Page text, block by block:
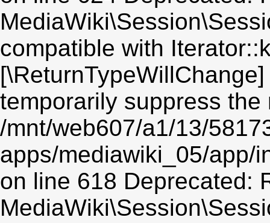
compatible with
temporarily suppress the
/mnt/web607/a1/13/
apps/mediawiki_05/app/
on line 618 Deprecated: